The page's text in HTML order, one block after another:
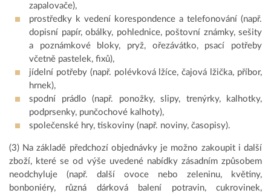
zapalovače),
prostředky k vedení korespondence a telefonování (např.
dopisní papír, obálky, pohlednice, poštovní známky, sešity
a poznámkové bloky, pryž, ořezávátko, psací potřeby
včetně pastelek, fixů),
jídelní potřeby (např. polévková lžíce, čajová lžička, příbor,
hrnek),
spodní prádlo (např. ponožky, slipy, trenýrky, kalhotky,
podprsenky, punčochové kalhoty),
společenské hry, tiskoviny (např. noviny, časopisy).
(3) Na základě předchozí objednávky je možno zakoupit i další
zboží, které se od výše uvedené nabídky zásadním způsobem
neodchyluje (např. další ovoce nebo zeleninu, květiny,
bonboniéry, různá dárková balení potravin, cukrovinek,